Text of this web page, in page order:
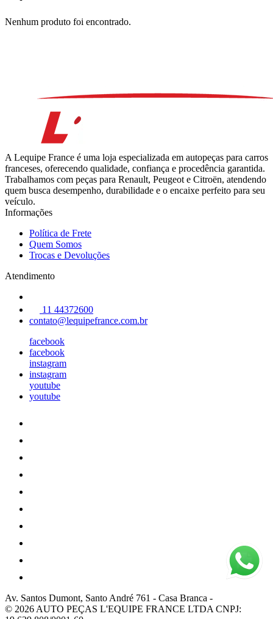
Nenhum produto foi encontrado.
A Lequipe France é uma loja especializada em autopeças para carros
franceses, oferecendo qualidade, confiança e procedência garantida.
Trabalhamos com peças para Renault, Peugeot e Citroën, atendendo
quem busca desempenho, durabilidade e o encaixe perfeito para seu
veículo.
Informações
Política de Frete
Quem Somos
Trocas e Devoluções
Atendimento
11 44372600
contato@lequipefrance.com.br
facebook
facebook
instagram
instagram
youtube
youtube
Av. Santos Dumont, Santo André 761 - Casa Branca -
© 2026 AUTO PEÇAS L'EQUIPE FRANCE LTDA CNPJ: